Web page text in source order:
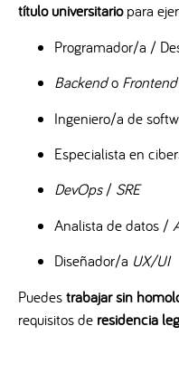
título universitariopara
Programador/a /
Backendo
Ingeniero/a de
Especialista en
DevOps/ SRE
Analista de datos /
Diseñador/a UX/UI
Puedestrabajar sin
requisitos de residencia